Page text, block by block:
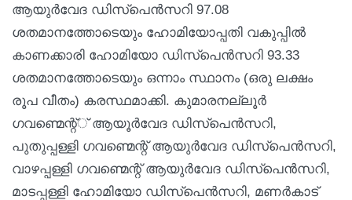
ആയുർവേദ ഡിസ്പെൻസറി 97.08
ശതമാനത്തോടെയും ഹോമിയോപ്പതി വകുപ്പിൽ
കാണക്കാരി ഹോമിയോ ഡിസ്പെൻസറി 93.33
ശതമാനത്തോടെയും ഒന്നാം സ്ഥാനം (ഒരു ലക്ഷം
രൂപ വീതം) കരസ്ഥമാക്കി. കുമാരനല്ലൂർ
ഗവണ്മെന്റ്് ആയൂർവേദ ഡിസ്പെൻസറി,
പുതുപ്പള്ളി ഗവണ്മെന്റ് ആയുർവേദ ഡിസ്പെൻസറി,
വാഴപ്പള്ളി ഗവണ്മെന്റ് ആയുർവേദ ഡിസ്പെൻസറി,
മാടപ്പള്ളി ഹോമിയോ ഡിസ്പെൻസറി, മണർകാട്